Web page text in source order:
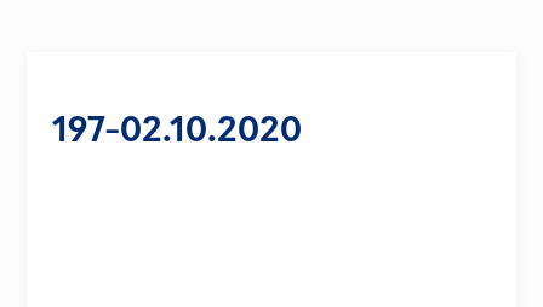
197-02.10.2020